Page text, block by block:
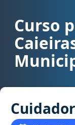
Curso para concurso
Curso